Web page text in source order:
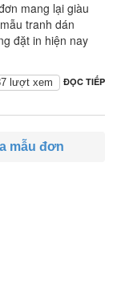
mang lại giàu
tranh dán
đặt in hiện nay
ĐỌC TIẾP
lượt xem
mẫu đơn